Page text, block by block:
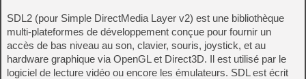
SDL2 (pour Simple DirectMedia Layer v2) est une bibliothèque
multi-plateformes de développement conçue pour fournir un
accès de bas niveau au son, clavier, souris, joystick, et au
hardware graphique via OpenGL et Direct3D. Il est utilisé par le
logiciel de lecture vidéo ou encore les émulateurs. SDL est écrit